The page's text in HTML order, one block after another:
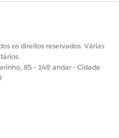
os direitos reservados. Várias
85 - 14º andar - Cidade